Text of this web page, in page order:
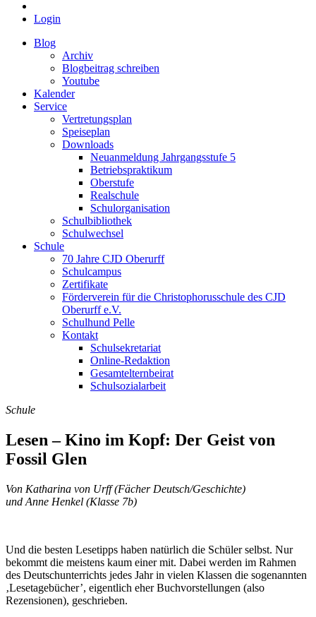
Login
Blog
Archiv
Blogbeitrag schreiben
Youtube
Kalender
Service
Vertretungsplan
Speiseplan
Downloads
Neuanmeldung Jahrgangsstufe 5
Betriebspraktikum
Oberstufe
Realschule
Schulorganisation
Schulbibliothek
Schulwechsel
Schule
70 Jahre CJD Oberurff
Schulcampus
Zertifikate
Förderverein für die Christophorusschule des CJD
Oberurff e.V.
Schulhund Pelle
Kontakt
Schulsekretariat
Online-Redaktion
Gesamtelternbeirat
Schulsozialarbeit
Schule
Lesen – Kino im Kopf: Der Geist von
Fossil Glen
Von Katharina von Urff (Fächer Deutsch/Geschichte)
und Anne Henkel (Klasse 7b)
Und die besten Lesetipps haben natürlich die Schüler selbst. Nur
bekommt die meistens kaum einer mit. Dabei werden im Rahmen
des Deutschunterrichts jedes Jahr in vielen Klassen die sogenannten
‚Lesetagebücher’, eigentlich eher Buchvorstellungen (also
Rezensionen), geschrieben.